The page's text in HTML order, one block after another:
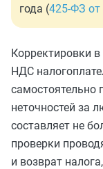
года (425-ФЗ от
Корректировки
НДС
самостоятельно
неточностей за
составляет не
проверки
и возврат